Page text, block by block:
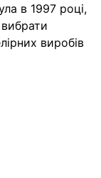
в 1997 році,
виробів